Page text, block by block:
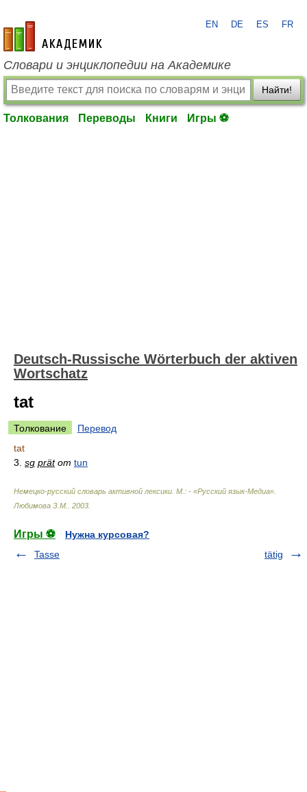
academic.ru
EN DE ES FR
Словари и энциклопедии на Академике
Найти!
Толкования Переводы Книги Игры ⚽
Deutsch-Russische Wörterbuch der aktiven
Wortschatz
tat
Толкование
Перевод
tat
3. sg prät от tun
Немецко-русский словарь активной лексики. М.: - «Русский язык-Медиа»
Любимова З.М.
2003
Игры ⚽
Нужна курсовая?
Tasse
tätig